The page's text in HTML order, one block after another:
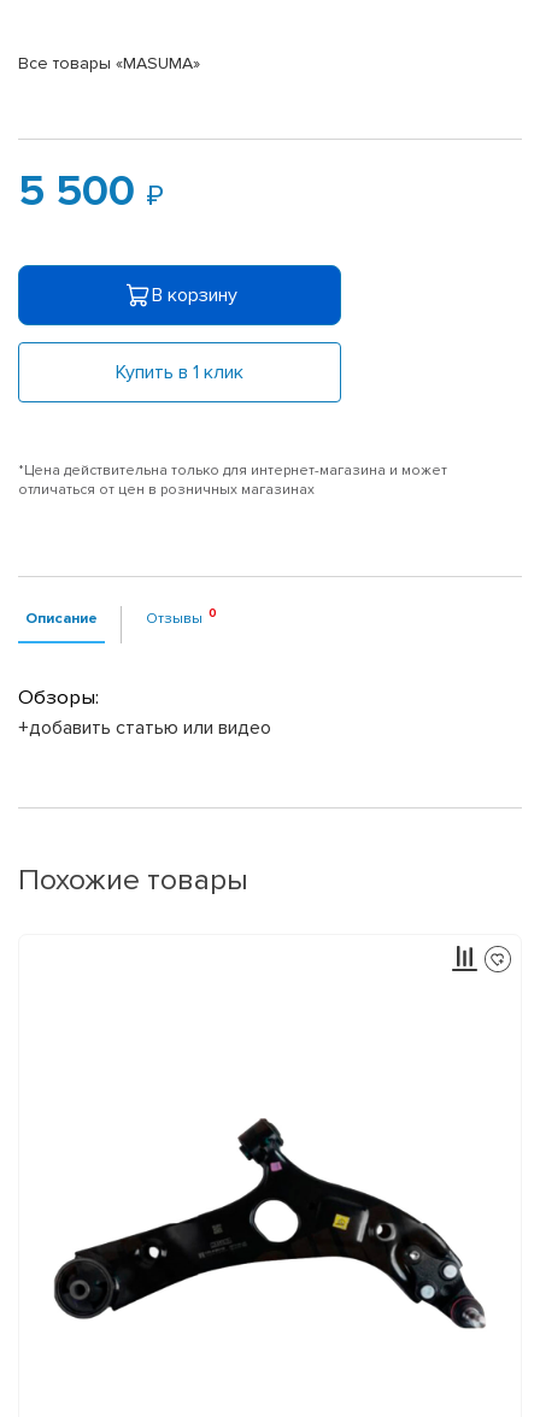
Все товары «MASUMA»
5 500
В корзину
Купить в 1 клик
*Цена действительна только для интернет-магазина и может
отличаться от цен в розничных магазинах
Описание Отзывы
Обзоры:
+добавить статью или видео
Похожие товары